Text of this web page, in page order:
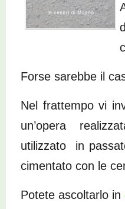
Forse sarebbe il
Nel frattempo vi
un’opera
utilizzato in
cimentato con le
Potete ascoltarlo in